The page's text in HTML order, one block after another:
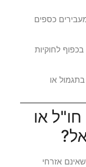
כספים
לחוקיות
או
או
אזרחי